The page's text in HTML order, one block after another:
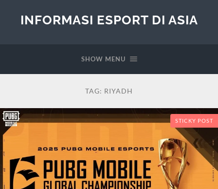
INFORMASI ESPORT DI ASIA
SHOW MENU
TAG: RIYADH
STICKY POST